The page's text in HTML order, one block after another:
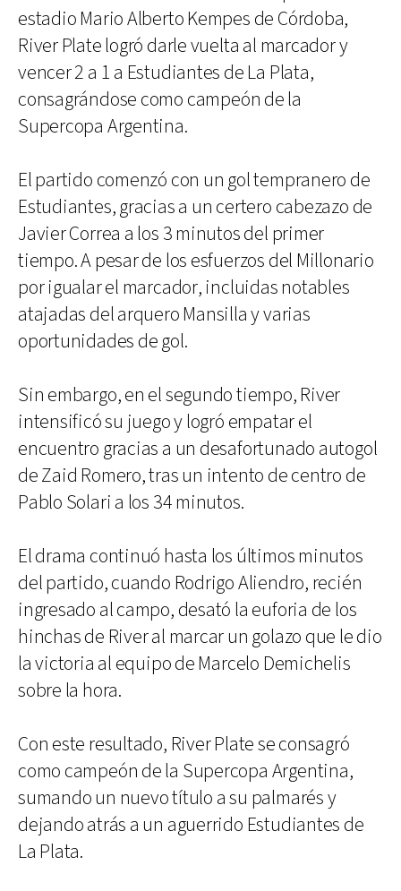
estadio Mario Alberto Kempes de Córdoba,
River Plate logró darle vuelta al marcador y
vencer 2 a 1 a Estudiantes de La Plata,
consagrándose como campeón de la
Supercopa Argentina.
El partido comenzó con un gol tempranero de
Estudiantes, gracias a un certero cabezazo de
Javier Correa a los 3 minutos del primer
tiempo. A pesar de los esfuerzos del Millonario
por igualar el marcador, incluidas notables
atajadas del arquero Mansilla y varias
oportunidades de gol.
Sin embargo, en el segundo tiempo, River
intensificó su juego y logró empatar el
encuentro gracias a un desafortunado autogol
de Zaid Romero, tras un intento de centro de
Pablo Solari a los 34 minutos.
El drama continuó hasta los últimos minutos
del partido, cuando Rodrigo Aliendro, recién
ingresado al campo, desató la euforia de los
hinchas de River al marcar un golazo que le dio
la victoria al equipo de Marcelo Demichelis
sobre la hora.
Con este resultado, River Plate se consagró
como campeón de la Supercopa Argentina,
sumando un nuevo título a su palmarés y
dejando atrás a un aguerrido Estudiantes de
La Plata.